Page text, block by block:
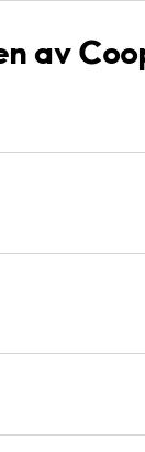
av